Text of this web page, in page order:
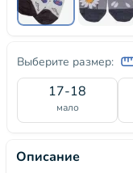
Выберите размер:
17-18
мало
Описание